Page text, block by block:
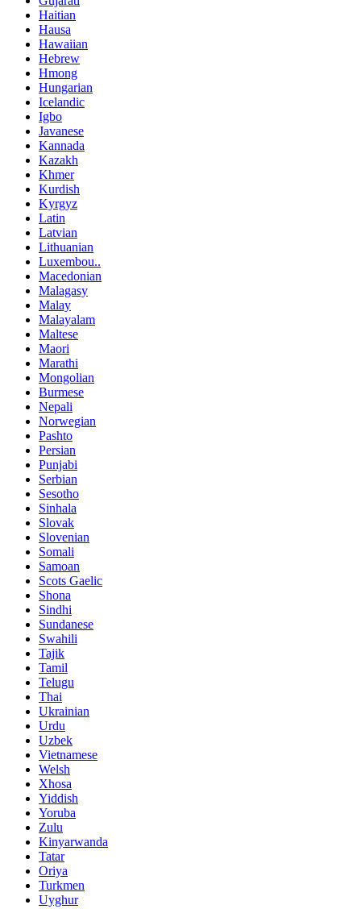
Haitian
Hausa
Hawaiian
Hebrew
Hmong
Hungarian
Icelandic
Igbo
Javanese
Kannada
Kazakh
Khmer
Kurdish
Kyrgyz
Latin
Latvian
Lithuanian
Luxembou..
Macedonian
Malagasy
Malay
Malayalam
Maltese
Maori
Marathi
Mongolian
Burmese
Nepali
Norwegian
Pashto
Persian
Punjabi
Serbian
Sesotho
Sinhala
Slovak
Slovenian
Somali
Samoan
Scots Gaelic
Shona
Sindhi
Sundanese
Swahili
Tajik
Tamil
Telugu
Thai
Ukrainian
Urdu
Uzbek
Vietnamese
Welsh
Xhosa
Yiddish
Yoruba
Zulu
Kinyarwanda
Tatar
Oriya
Turkmen
Uyghur